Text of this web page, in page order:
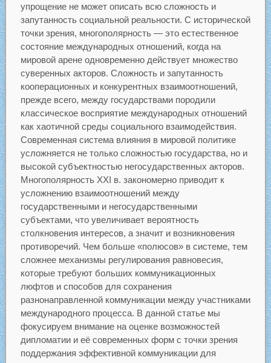
упрощение не может описать всю сложность и
запутанность социальной реальности. С исторической
точки зрения, многополярность — это естественное
состояние международных отношений, когда на
мировой арене одновременно действует множество
суверенных акторов. Сложность и запутанность
кооперационных и конкурентных взаимоотношений,
прежде всего, между государствами породили
классическое восприятие международных отношений
как хаотичной среды социального взаимодействия.
Современная система влияния в мировой политике
усложняется не только сложностью государства, но и
высокой субъектностью негосударственных акторов.
Многополярность XXI в. закономерно приводит к
усложнению взаимоотношений между
государственными и негосударственными
субъектами, что увеличивает вероятность
столкновения интересов, а значит и возникновения
противоречий. Чем больше «полюсов» в системе, тем
сложнее механизмы регулирования равновесия,
которые требуют больших коммуникационных
люфтов и способов для сохранения
разнонаправленной коммуникации между участниками
международного процесса. В данной статье мы
фокусируем внимание на оценке возможностей
дипломатии и её современных форм с точки зрения
поддержания эффективной коммуникации для